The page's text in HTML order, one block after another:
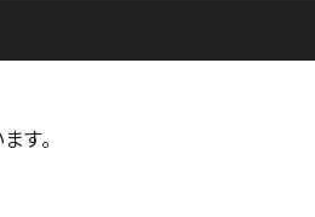
す。